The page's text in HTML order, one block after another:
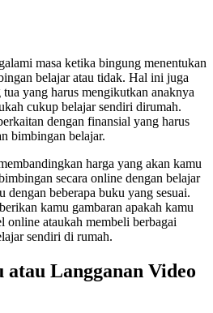
masa ketika bingung menentukan
belajar atau tidak. Hal ini juga
yang harus mengikutkan anaknya
cukup belajar sendiri dirumah.
dengan finansial yang harus
bimbingan belajar.
harga yang akan kamu
secara online dengan belajar
dengan beberapa buku yang sesuai.
kamu gambaran apakah kamu
ataukah membeli berbagai
sendiri di rumah.
Langganan Video